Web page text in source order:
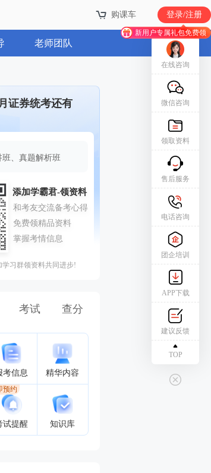
购课车 登录/注册
新用户专属礼包免费领
老师团队
证券统考还有
班、真题解析班
习群领资料共同进步!
考试 查分
考信息 精华内容
试提醒
预约
知识库
在线咨询
微信咨询
领取资料
售后服务
电话咨询
团企培训
APP下载
建议反馈
TOP